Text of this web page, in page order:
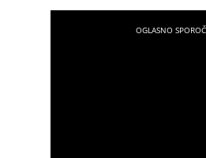
in špekulacije vse pogosteje